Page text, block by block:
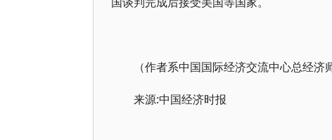
（作者系中国国际经济交流中心总经济
来源:中国经济时报